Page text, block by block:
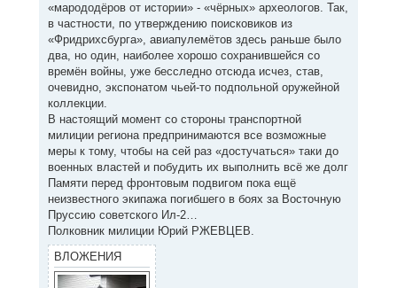
«марододёров от истории» - «чёрных» археологов. Так,
в частности, по утверждению поисковиков из
«Фридрихсбурга», авиапулемётов здесь раньше было
два, но один, наиболее хорошо сохранившейся со
времён войны, уже бесследно отсюда исчез, став,
очевидно, экспонатом чьей-то подпольной оружейной
коллекции.
В настоящий момент со стороны транспортной
милиции региона предпринимаются все возможные
меры к тому, чтобы на сей раз «достучаться» таки до
военных властей и побудить их выполнить всё же долг
Памяти перед фронтовым подвигом пока ещё
неизвестного экипажа погибшего в боях за Восточную
Пруссию советского Ил-2…
Полковник милиции Юрий РЖЕВЦЕВ.
ВЛОЖЕНИЯ